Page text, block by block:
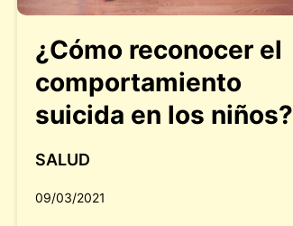
¿Cómo reconocer el
comportamiento
suicida en los niños?
SALUD
09/03/2021